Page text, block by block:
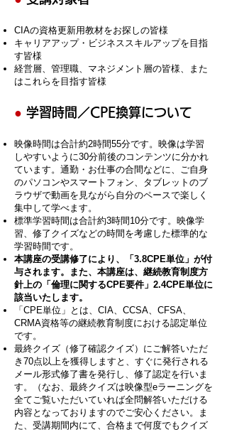
CIAの資格更新用教材をお探しの皆様
キャリアアップ・ビジネススキルアップを目指
す皆様
経営層、管理職、マネジメント層の皆様、また
はこれらを目指す皆様
● 学習時間／CPE換算について
映像時間は合計約2時間55分です。映像は学習
しやすいように30分前後のコンテンツに分かれ
ています。通勤・お仕事の合間などに、ご自身
のパソコンやスマートフォン、タブレットのブ
ラウザで動画を見ながら自分のペースで楽しく
集中して学べます。
標準学習時間は合計約3時間10分です。映像学
習、修了クイズなどの時間を考慮した標準的な
学習時間です。
本講座の受講修了により、「3.8CPE単位」が付
与されます。また、本講座は、継続教育制度方
針上の「倫理に関するCPE要件」2.4CPE単位に
該当いたします。
「CPE単位」とは、CIA、CCSA、CFSA、
CRMA資格等の継続教育制度における認定単位
です。
最終クイズ（修了確認クイズ）にご解答いただ
き70点以上を獲得しますと、すぐに発行される
メール形式修了書を発行し、修了認定を行いま
す。（なお、最終クイズは映像型eラーニングを
全てご覧いただいていれば全問解答いただける
内容となっておりますのでご安心ください。ま
た、受講期間内にて、合格まで何度でもクイズ